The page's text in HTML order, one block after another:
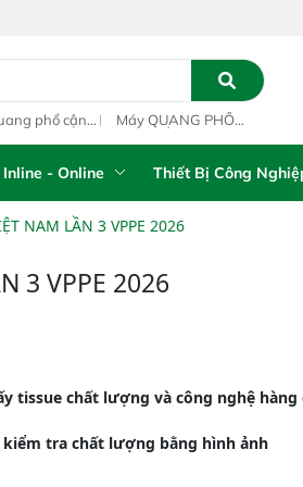
Thành phố Hồ Chí Minh, Việt Nam
phổ cận
Máy QUANG PHỔ
Vista-R
- Online Thiết Bị Công
NAM LẦN 3 VPPE 2026
3 VPPE 2026
tissue chất lượng và công nghệ hàng
tra chất lượng bằng hình ảnh